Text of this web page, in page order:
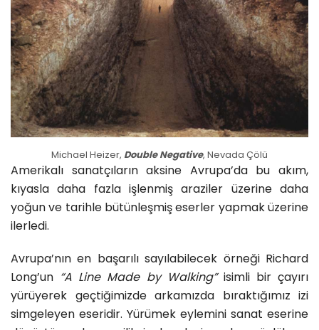
Michael Heizer, Double Negative, Nevada Çölü
Amerikalı sanatçıların aksine Avrupa’da bu akım,
kıyasla daha fazla işlenmiş araziler üzerine daha
yoğun ve tarihle bütünleşmiş eserler yapmak üzerine
ilerledi.
Avrupa’nın en başarılı sayılabilecek örneği Richard
Long’un “A Line Made by Walking”isimli bir çayırı
yürüyerek geçtiğimizde arkamızda bıraktığımız izi
simgeleyen eseridir. Yürümek eylemini sanat eserine